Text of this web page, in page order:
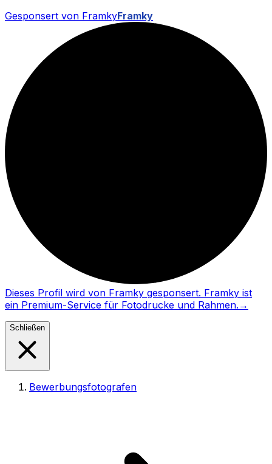
Gesponsert von FramkyFramky
Dieses Profil wird von Framky gesponsert. Framky ist
ein Premium-Service für Fotodrucke und Rahmen. →
Schließen
Bewerbungsfotografen